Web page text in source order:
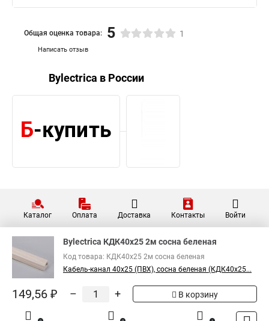
Написать отзыв
Общая оценка товара: 5 1
Bylectrica в России
Каталог Оплата Доставка Контакты Войти
Bylectrica КДК40х25 2м сосна беленая
Код товара: КДК40х25 2м сосна беленая
Кабель-канал 40х25 (ПВХ), сосна беленая (КДК40х25...
149,56 ₽ – + В корзину